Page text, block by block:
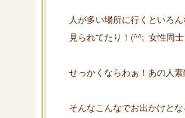
人が多い場所に行くといろ
見られてたり！(^^; 女性同
せっかくならわぁ！あの人
そんなこんなでお出かけと